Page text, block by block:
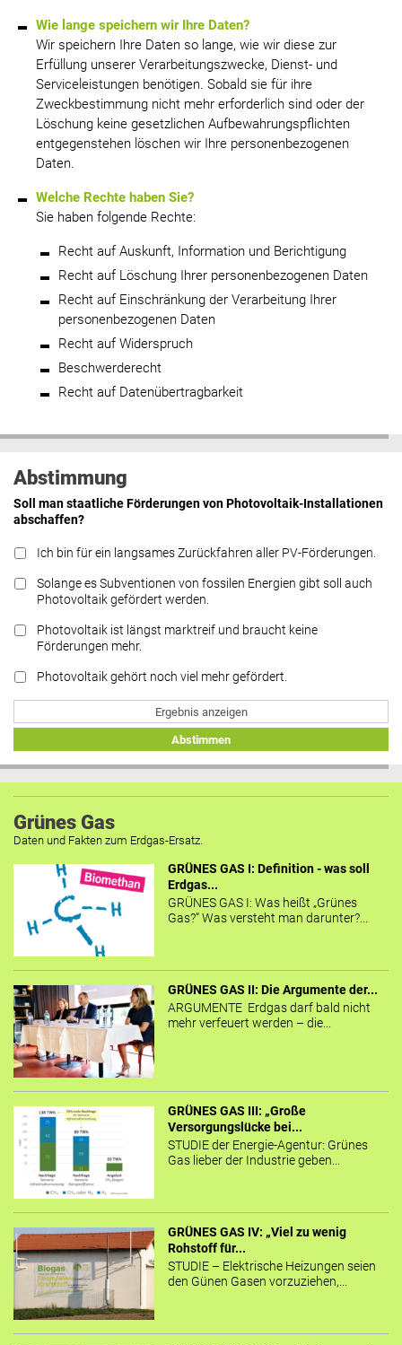
Wie lange speichern wir Ihre Daten?
Wir speichern Ihre Daten so lange, wie wir diese zur
Erfüllung unserer Verarbeitungszwecke, Dienst- und
Serviceleistungen benötigen. Sobald sie für ihre
Zweckbestimmung nicht mehr erforderlich sind oder der
Löschung keine gesetzlichen Aufbewahrungspflichten
entgegenstehen löschen wir Ihre personenbezogenen
Daten.
Welche Rechte haben Sie?
Sie haben folgende Rechte:
Recht auf Auskunft, Information und Berichtigung
Recht auf Löschung Ihrer personenbezogenen Daten
Recht auf Einschränkung der Verarbeitung Ihrer
personenbezogenen Daten
Recht auf Widerspruch
Beschwerderecht
Recht auf Datenübertragbarkeit
Abstimmung
Soll man staatliche Förderungen von Photovoltaik-Installationen
abschaffen?
Ich bin für ein langsames Zurückfahren aller PV-Förderungen.
Solange es Subventionen von fossilen Energien gibt soll auch
Photovoltaik gefördert werden.
Photovoltaik ist längst marktreif und braucht keine
Förderungen mehr.
Photovoltaik gehört noch viel mehr gefördert.
Ergebnis anzeigen
Abstimmen
Grünes Gas
Daten und Fakten zum Erdgas-Ersatz.
GRÜNES GAS I: Definition - was soll
Erdgas...
GRÜNES GAS I: Was heißt „Grünes
Gas?“ Was versteht man darunter?...
GRÜNES GAS II: Die Argumente der...
ARGUMENTE Erdgas darf bald nicht
mehr verfeuert werden – die...
GRÜNES GAS III: „Große
Versorgungslücke bei...
STUDIE der Energie-Agentur: Grünes
Gas lieber der Industrie geben...
GRÜNES GAS IV: „Viel zu wenig
Rohstoff für...
STUDIE – Elektrische Heizungen seien
den Günen Gasen vorzuziehen,...